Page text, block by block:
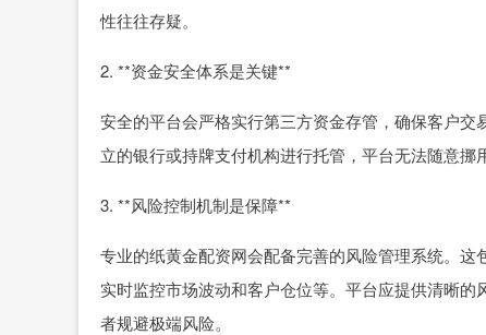
性往往存疑。
2. **资金安全体系是关键**
安全的平台会严格实行第三方资金存管，确保客户
立的银行或持牌支付机构进行托管，平台无法随意挪
3. **风险控制机制是保障**
专业的纸黄金配资网会配备完善的风险管理系统。这
实时监控市场波动和客户仓位等。平台应提供清晰
者规避极端风险。